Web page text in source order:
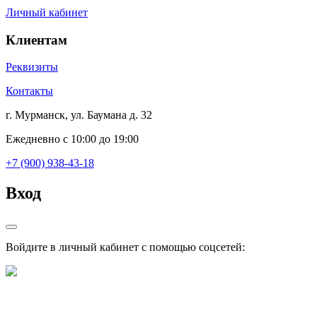
Личный кабинет
Клиентам
Реквизиты
Контакты
г. Мурманск, ул. Баумана д. 32
Ежедневно с 10:00 до 19:00
+7 (900) 938-43-18
Вход
Войдите в личный кабинет с помощью соцсетей: